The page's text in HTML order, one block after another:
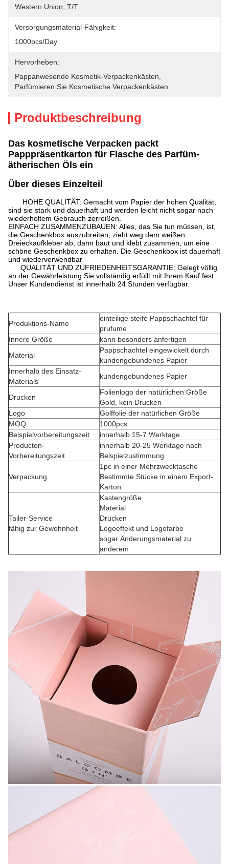
Western Union, T/T
Versorgungsmaterial-Fähigkeit:
1000pcs/day
Hervorheben:
Pappanwesende Kosmetik-Verpackenkästen
Parfümieren Sie Kosmetische Verpackenkästen
Produktbeschreibung
Das kosmetische Verpacken packt
Papppräsentkarton für Flasche des Parfüm-
ätherischen Öls ein
Über dieses Einzelteil
HOHE QUALITÄT: Gemacht vom Papier der hohen Qualität,
sind sie stark und dauerhaft und werden leicht nicht sogar nach
wiederholtem Gebrauch zerreißen.
EINFACH ZUSAMMENZUBAUEN: Alles, das Sie tun müssen, ist,
die Geschenkbox auszubreiten, zieht weg dem weißen
Dreieckaufkleber ab, dann baut und klebt zusammen, um eine
schöne Geschenkbox zu erhalten. Die Geschenkbox ist dauerhaft
und wiederverwendbar
QUALITÄT UND ZUFRIEDENHEITSGARANTIE: Gelegt völlig
an der Gewährleistung Sie vollständig erfüllt mit Ihrem Kauf fest.
Unser Kundendienst ist innerhalb 24 Stunden verfügbar.
Produktions-Name
einteilige steife Pappschachtel für
prufume
Innere Größe
kann besonders anfertigen
Material
Pappschachtel eingewickelt durch
kundengebundenes Papier
Innerhalb des Einsatz-
Materials
kundengebundenes Papier
Drucken
Folienlogo der natürlichen Größe
Gold, kein Drucken
Logo
Golffolie der natürlichen Größe
MOQ
1000pcs
Beispielvorbereitungszeit
innerhalb 15-7 Werktage
Producton-
Vorbereitungszeit
innerhalb 20-25 Werktage nach
Beispielzustimmung
Verpackung
1pc in einer Mehrzwecktasche
Bestimmte Stücke in einem Export-
Karton
Tailer-Service
fähig zur Gewohnheit
Kastengröße
Material
Drucken
Logoeffekt und Logofarbe
sogar Änderungsmaterial zu
anderem